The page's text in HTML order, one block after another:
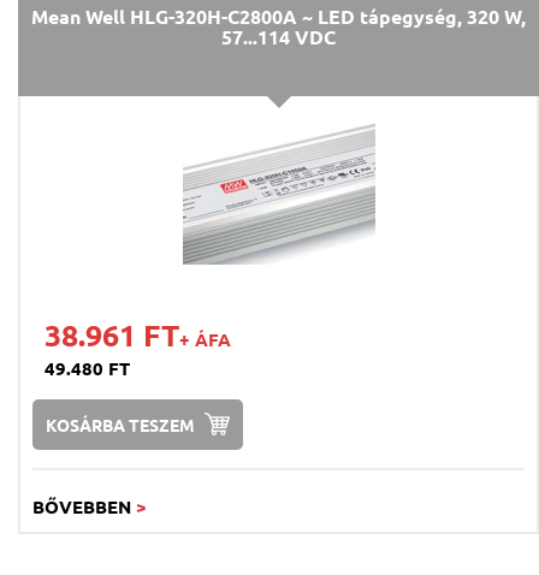
Mean Well HLG-320H-C2800A ~ LED tápegység, 320 W,
57...114 VDC
38.961 FT+ ÁFA
49.480 FT
KOSÁRBA TESZEM
BŐVEBBEN >